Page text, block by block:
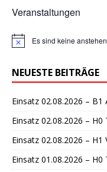
Veranstaltungen
H
w
e
s
Es sind keine
NEUESTE BEITRÄGE
Einsatz 02.08.2026 – B1
Einsatz 02.08.2026 –
Einsatz 02.08.2026 –
Einsatz 01.08.2026 – H0